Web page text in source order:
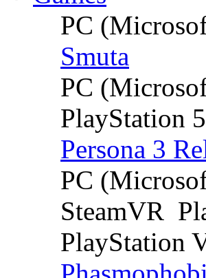
PC
Smuta
PC
PlayStation 5
Persona 3
PC
SteamVR
PlayStation